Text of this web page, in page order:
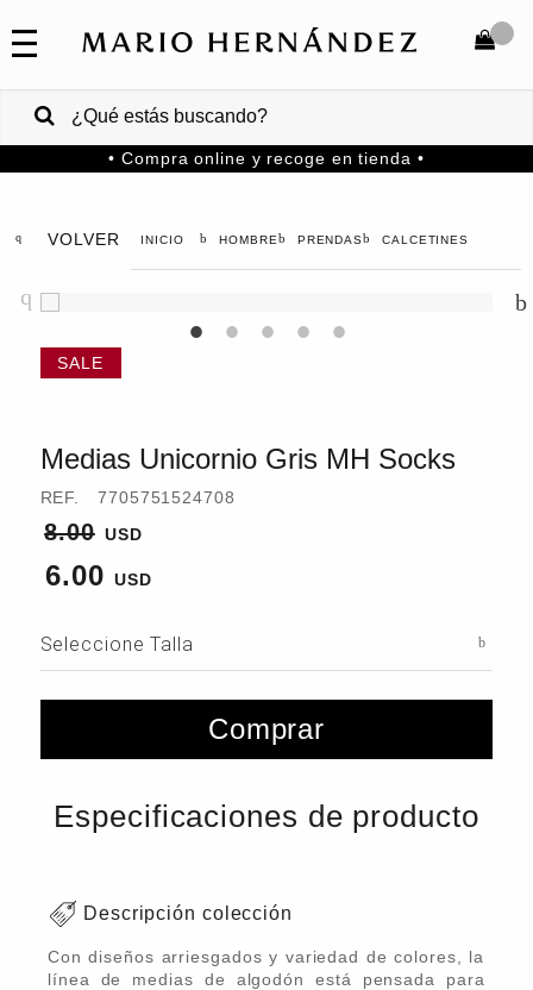
COLECCIONES
VENTAS
CORPORATIVAS
Venezuela
COMPRAR
• Compra online y recoge en tienda •
VOLVER HOMBRE PRENDAS CALCETINES
Medias Unicornio Gris MH Socks
REF. 7705751524708
8.00
6.00
Seleccione Talla
Comprar
Especificaciones de producto
Descripción colección
Con diseños arriesgados y variedad de colores, la
línea de medias de algodón está pensada para